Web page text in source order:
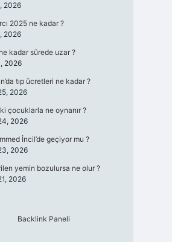
2026
2025 ne kadar ?
2026
kadar sürede uzar ?
2026
tıp ücretleri ne kadar ?
2026
çocuklarla ne oynanır ?
2026
İncil’de geçiyor mu ?
2026
yemin bozulursa ne olur ?
2026